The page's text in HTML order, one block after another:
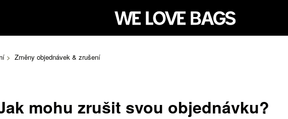
Změny objednávek & zrušení
mohu zrušit svou objednávku?